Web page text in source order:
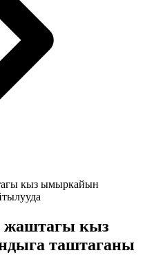
кыз ымыркайын
жаштагы кыз
таштаганы